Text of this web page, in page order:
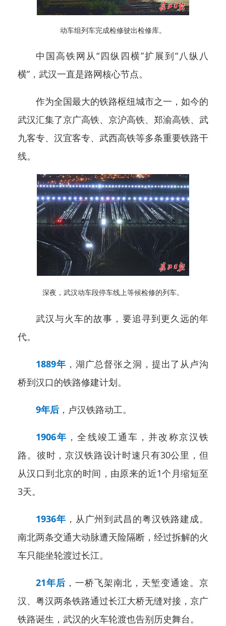
动车组列车完成检修驶出检修库。
中国高铁网从“四纵四横”扩展到“八纵八
横”，武汉一直是路网核心节点。
作为全国最大的铁路枢纽城市之一，如今的
武汉汇集了京广高铁、京沪高铁、郑渝高铁、武
九客专、汉宜客专、武西高铁等多条重要铁路干
线。
深夜，武汉动车段停车线上等候检修的列车。
武汉与火车的故事，要追寻到更久远的年
代。
1889年 ，湖广总督张之洞，提出了从卢沟
桥到汉口的铁路修建计划。
9年后 ，卢汉铁路动工。
1906年 ，全线竣工通车，并改称京汉铁
路。 彼时，京汉铁路设计时速只有30公里，但
从汉口到北京的时间，由原来的近1个月缩短至
3天。
1936年 ，从广州到武昌的粤汉铁路建成。
南北两条交通大动脉遭天险隔断，经过拆解的火
车只能坐轮渡过长江。
21年后 ，一桥飞架南北，天堑变通途。京
汉、粤汉两条铁路通过长江大桥无缝对接，京广
铁路诞生，武汉的火车轮渡也告别历史舞台。